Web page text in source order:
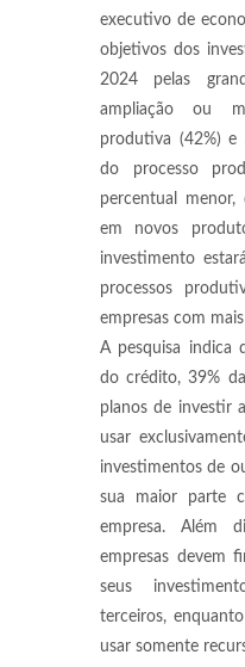
executivo de
objetivos dos
2024 pelas
ampliação ou
produtiva (42%) e
do processo
percentual
em novos
investimento
processos
empresas com
A pesquisa indica
do crédito, 39%
planos de investir
usar
investimentos de
sua maior parte
empresa. Além
empresas devem
seus
terceiros,
usar somente